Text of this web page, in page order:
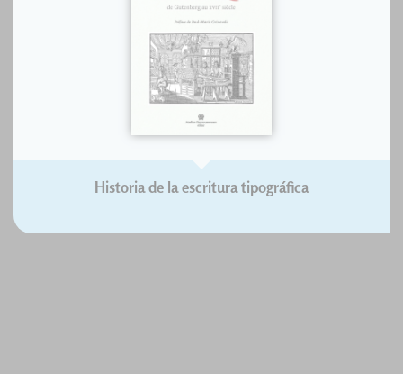
Historia de la escritura tipográfica